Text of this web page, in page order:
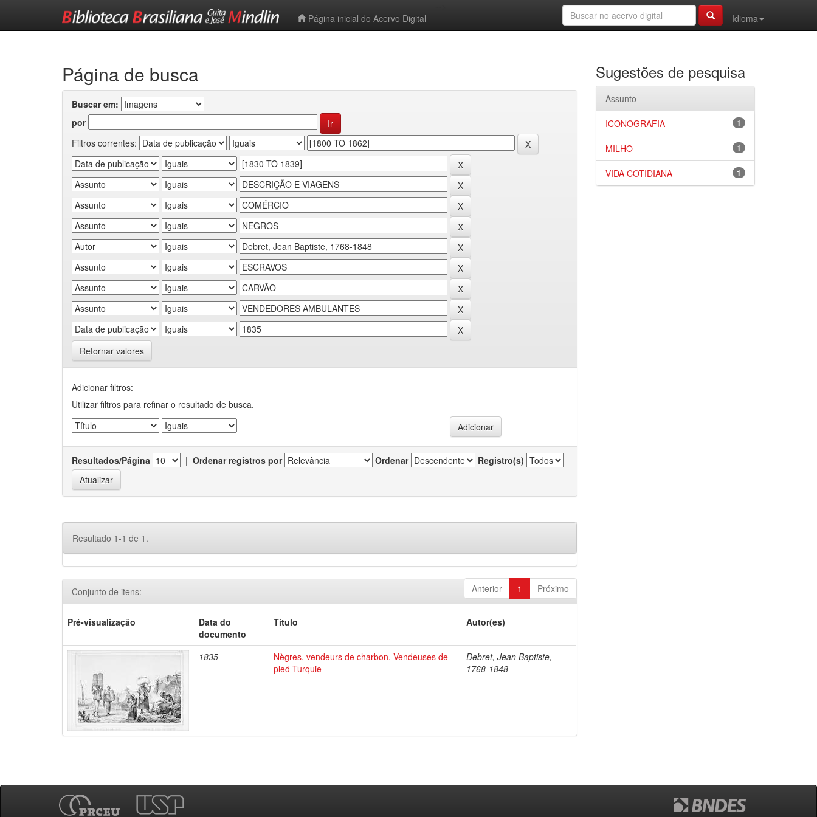
Página inicial do Acervo Digital
Idioma
Página de busca
Buscar em:
por
Filtros correntes:
Retornar valores
Adicionar filtros:
Utilizar filtros para refinar o resultado de busca.
Resultados/Página | Ordenar registros por Ordenar Registro(s)
Resultado 1-1 de 1.
Anterior 1 Próximo
Conjunto de itens:
Pré-visualização
Data do
documento
Título Autor(es)
1835
Nègres, vendeurs de charbon. Vendeuses de
pled Turquie
Debret, Jean Baptiste,
1768-1848
Sugestões de pesquisa
Assunto
1
ICONOGRAFIA
1
MILHO
1
VIDA COTIDIANA